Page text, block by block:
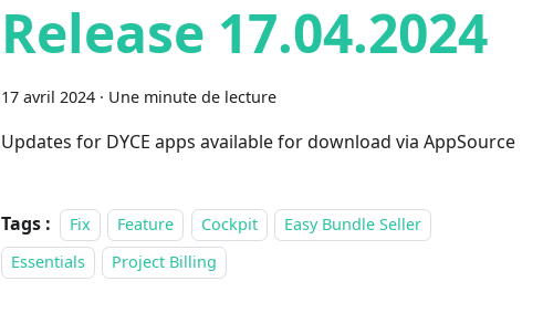
Release 17.04.2024
17 avril 2024 · Une minute de lecture
Updates for DYCE apps available for download via AppSource
Tags : Fix Feature Cockpit
Easy Bundle Seller
Essentials
Project Billing